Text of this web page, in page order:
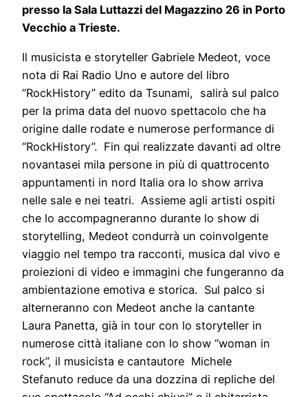
presso la Sala Luttazzi del Magazzino 26 in Porto
Vecchio a Trieste.
Il musicista e storyteller Gabriele Medeot, voce
nota di Rai Radio Uno e autore del libro
“RockHistory” edito da Tsunami, salirà sul palco
per la prima data del nuovo spettacolo che ha
origine dalle rodate e numerose performance di
“RockHistory”. Fin qui realizzate davanti ad oltre
novantasei mila persone in più di quattrocento
appuntamenti in nord Italia ora lo show arriva
nelle sale e nei teatri. Assieme agli artisti ospiti
che lo accompagneranno durante lo show di
storytelling, Medeot condurrà un coinvolgente
viaggio nel tempo tra racconti, musica dal vivo e
proiezioni di video e immagini che fungeranno da
ambientazione emotiva e storica. Sul palco si
alterneranno con Medeot anche la cantante
Laura Panetta, già in tour con lo storyteller in
numerose città italiane con lo show “woman in
rock”, il musicista e cantautore Michele
Stefanuto reduce da una dozzina di repliche del